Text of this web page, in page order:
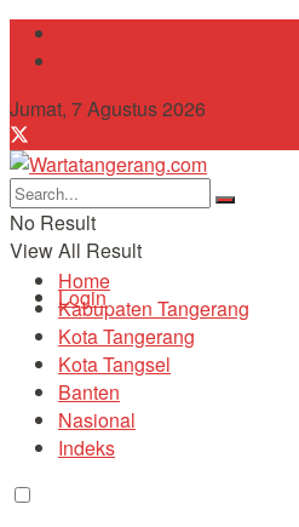
Jumat, 7 Agustus 2026
No Result
View All Result
Login
Home
Kabupaten Tangerang
Kota Tangerang
Kota Tangsel
Banten
Nasional
Indeks